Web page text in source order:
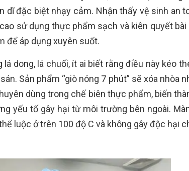
dĩ đặc biệt nhạy cảm. Nhận thấy vệ sinh an
sử dụng thực phẩm sạch và kiên quyết
để áp dụng xuyên suốt.
dong, lá chuối, ít ai biết rằng điều này kéo
Sản phẩm “giò nóng 7 phút” sẽ xóa nhòa
dùng trong chế biên thực phẩm, biến
yếu tố gây hại từ môi trường bên ngoài.
luộc ở trên 100 độ C và không gây độc hại